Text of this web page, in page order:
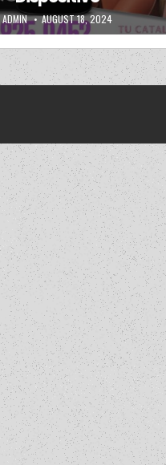
AUTHOR:
ADMIN PUBLISHED DATE:
AUGUST 18, 2024